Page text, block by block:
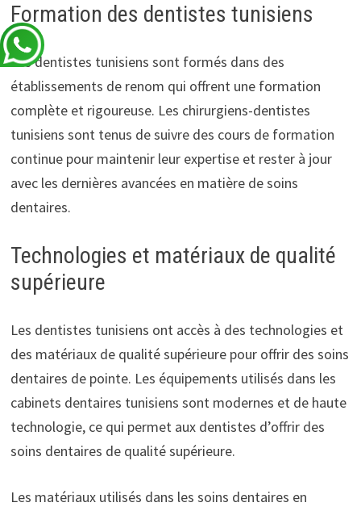
Formation des dentistes tunisiens
Les dentistes tunisiens sont formés dans des
établissements de renom qui offrent une formation
complète et rigoureuse. Les chirurgiens-dentistes
tunisiens sont tenus de suivre des cours de formation
continue pour maintenir leur expertise et rester à jour
avec les dernières avancées en matière de soins
dentaires.
Technologies et matériaux de qualité
supérieure
Les dentistes tunisiens ont accès à des technologies et
des matériaux de qualité supérieure pour offrir des soins
dentaires de pointe. Les équipements utilisés dans les
cabinets dentaires tunisiens sont modernes et de haute
technologie, ce qui permet aux dentistes d’offrir des
soins dentaires de qualité supérieure.
Les matériaux utilisés dans les soins dentaires en